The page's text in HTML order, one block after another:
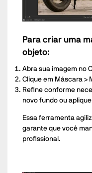
Para criar uma
objeto:
Abra sua imagem no
Clique em Máscara >
Refine conforme
novo fundo ou
Essa ferramenta
garante que você
profissional.